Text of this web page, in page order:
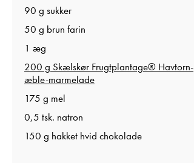
90 g sukker
50 g brun farin
1 æg
200 g Skælskør Frugtplantage® Havtorn-
æble-marmelade
175 g mel
0,5 tsk. natron
150 g hakket hvid chokolade